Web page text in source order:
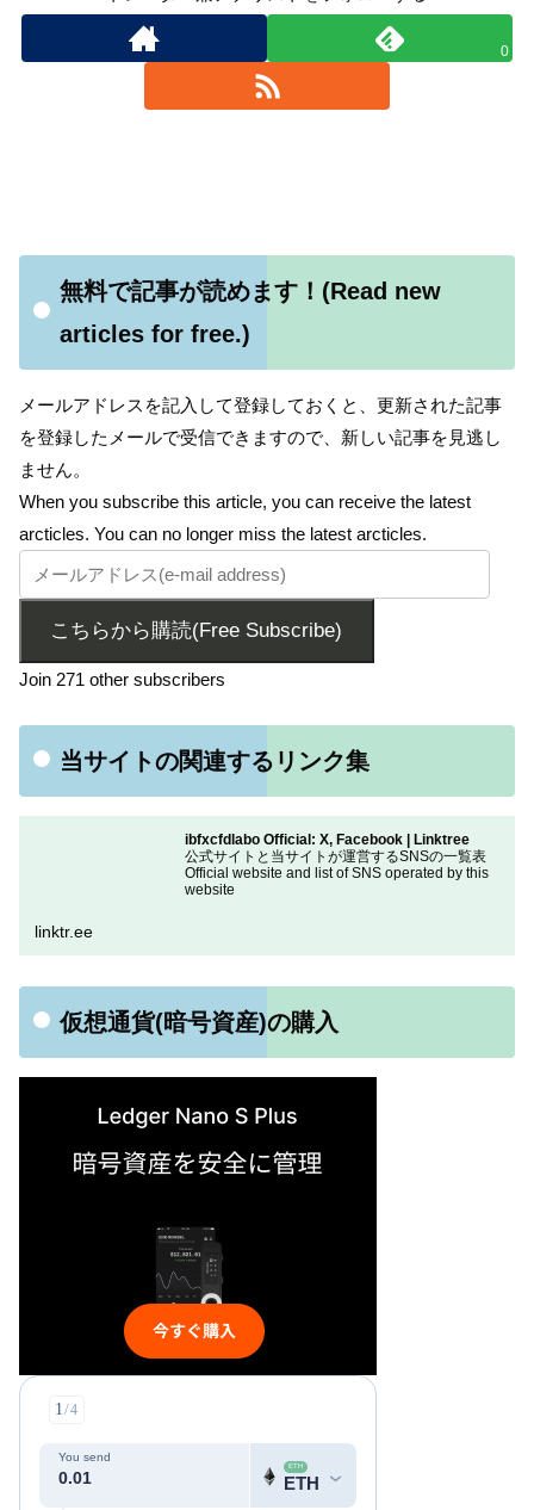
0
無料で記事が読めます！(Read new
articles for free.)
メールアドレスを記入して登録しておくと、更新された記事
を登録したメールで受信できますので、新しい記事を見逃し
ません。
When you subscribe this article, you can receive the latest
arcticles. You can no longer miss the latest arcticles.
こちらから購読(Free Subscribe)
Join 271 other subscribers
当サイトの関連するリンク集
ibfxcfdlabo Official: X, Facebook | Linktree
公式サイトと当サイトが運営するSNSの一覧表
Official website and list of SNS operated by this
website
linktr.ee
仮想通貨(暗号資産)の購入